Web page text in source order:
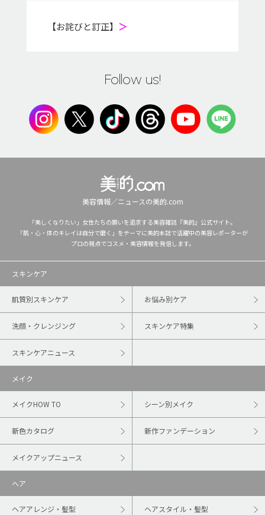
【お詫びと訂正】 ＞
Follow us!
美容情報／ニュースの美的.com
「美しくなりたい」女性たちの願いを追求する美容雑誌『美的』公式サイト。
「肌・心・体のキレイは自分で磨く」をテーマに美的本誌で活躍中の美容レポーターが
プロの視点でコスメ・美容情報を発信します。
スキンケア
肌質別スキンケア お悩み別ケア
洗顔・クレンジング スキンケア特集
スキンケアニュース
メイク
メイクHOW TO シーン別メイク
新色カタログ 新作ファンデーション
メイクアップニュース
ヘア
ヘアアレンジ・髪型 ヘアスタイル・髪型